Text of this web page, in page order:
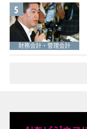
5
財務会計・管理会計